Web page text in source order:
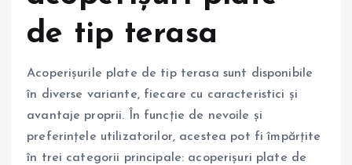
de tip terasa
Acoperișurile plate de tip terasa sunt disponibile
în diverse variante, fiecare cu caracteristici și
avantaje proprii. În funcție de nevoile și
preferințele utilizatorilor, acestea pot fi împărțite
în trei categorii principale: acoperișuri plate de